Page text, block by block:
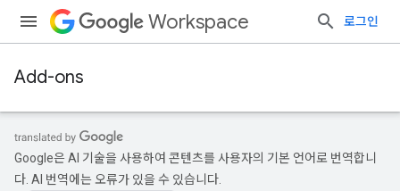
Workspace 로그인
Add-ons
Google은 AI 기술을 사용하여 콘텐츠를 사용자의 기본 언어로 번역합니
다. AI 번역에는 오류가 있을 수 있습니다.